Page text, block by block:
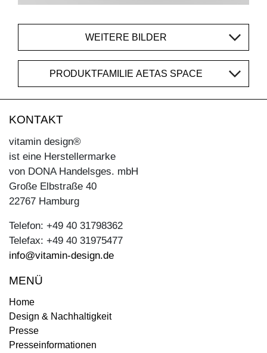
WEITERE BILDER
PRODUKTFAMILIE AETAS SPACE
KONTAKT
vitamin design®
ist eine Herstellermarke
von DONA Handelsges. mbH
Große Elbstraße 40
22767 Hamburg
Telefon: +49 40 31798362
Telefax: +49 40 31975477
info@vitamin-design.de
MENÜ
Home
Design & Nachhaltigkeit
Presse
Presseinformationen